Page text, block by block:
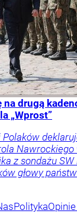
drugą
„Wprost”
z sondażu SW
głowy
Polityka